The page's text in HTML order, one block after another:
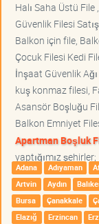
Halı Saha Üstü File
Güvenlik Filesi
Balkon için file,
Çocuk Filesi Kedi
İnşaat Güvenlik
kuş konmaz filesi,
Asansör Boşluğu
Balkon Emniyet
Apartman Boşluk
yaptığımız şehirler;
Adana Adıyaman
Artvin
Aydın
Bursa
Çanakkale
Elazığ
Erzincan